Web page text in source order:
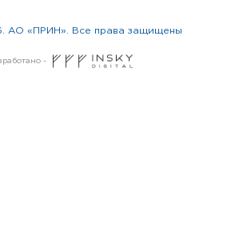
-
АО «ПРИН». Все права защищены